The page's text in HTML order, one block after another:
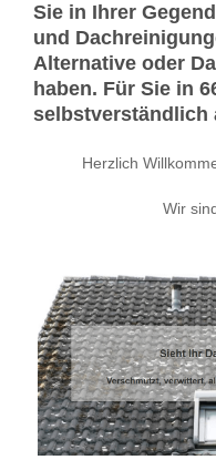
Sie in Ihrer
und
Alternative oder
haben. Für Sie in
selbstverständlich
Herzlich
Wir